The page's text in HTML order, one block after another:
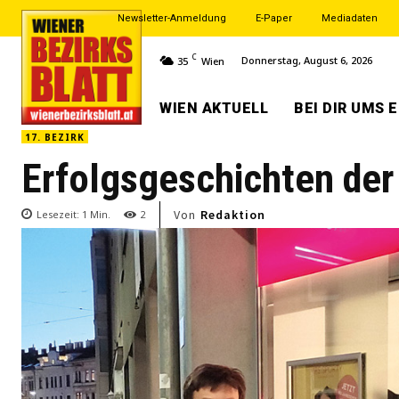
Newsletter-Anmeldung E-Paper Mediadaten
35 C Wien Donnerstag, August 6, 2026
WIEN AKTUELL BEI DIR UMS
17. BEZIRK
Erfolgsgeschichten
Lesezeit: 1 Min. 2 Von Redaktion